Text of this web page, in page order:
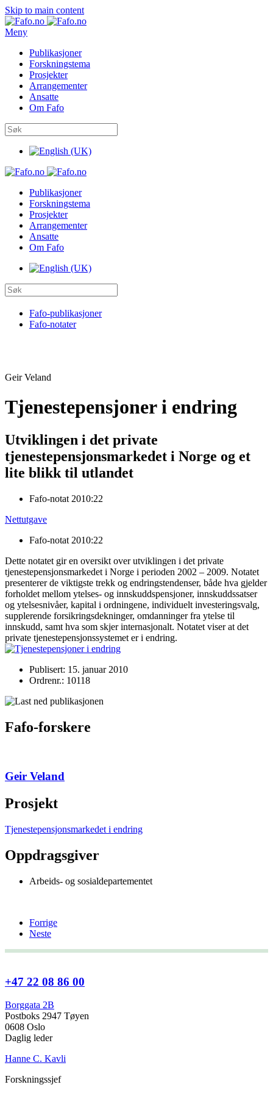
Skip to main content
Meny
Publikasjoner
Forskningstema
Prosjekter
Arrangementer
Ansatte
Om Fafo
Publikasjoner
Forskningstema
Prosjekter
Arrangementer
Ansatte
Om Fafo
Fafo-publikasjoner
Fafo-notater
Geir Veland
Tjenestepensjoner i endring
Utviklingen i det private
tjenestepensjonsmarkedet i Norge og et
lite blikk til utlandet
Fafo-notat 2010:22
Nettutgave
Fafo-notat 2010:22
Dette notatet gir en oversikt over utviklingen i det private
tjenestepensjonsmarkedet i Norge i perioden 2002 – 2009. Notatet
presenterer de viktigste trekk og endringstendenser, både hva gjelder
forholdet mellom ytelses- og innskuddspensjoner, innskuddssatser
og ytelsesnivåer, kapital i ordningene, individuelt investeringsvalg,
supplerende forsikringsdekninger, omdanninger fra ytelse til
innskudd, samt hva som skjer internasjonalt. Notatet viser at det
private tjenestepensjonssystemet er i endring.
Publisert: 15. januar 2010
Ordrenr.: 10118
Fafo-forskere
Geir Veland
Prosjekt
Tjenestepensjonsmarkedet i endring
Oppdragsgiver
Arbeids- og sosialdepartementet
Forrige
Neste
+47 22 08 86 00
Borggata 2B
Postboks 2947 Tøyen
0608 Oslo
Daglig leder
Hanne C. Kavli
Forskningssjef